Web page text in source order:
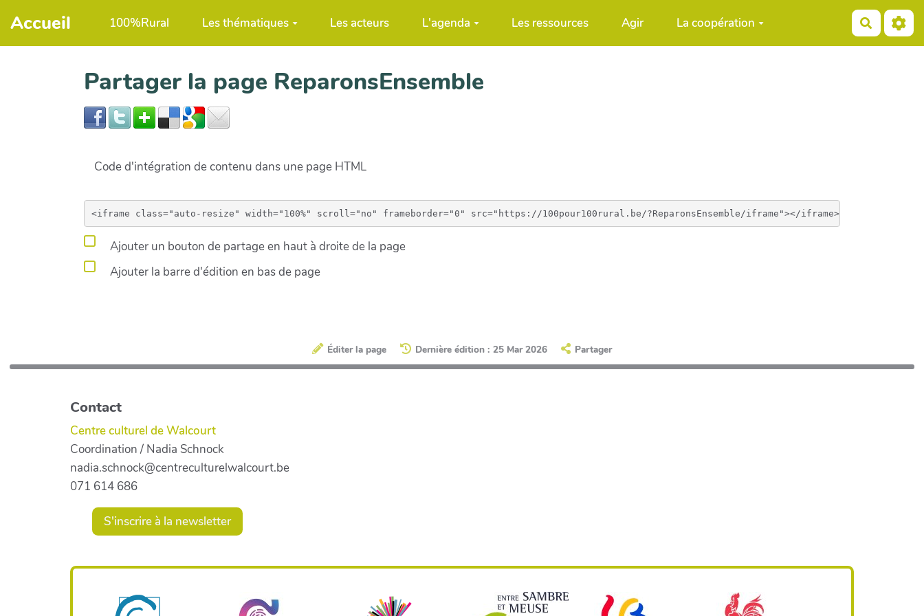
Aller au contenu principal
Accueil 100%Rural Les thématiques Les acteurs L'agenda Les ressources Agir La coopération
Partager la page ReparonsEnsemble
Code d'intégration de contenu dans une page HTML
<iframe class="auto-resize" width="100%" scroll="no" frameborder="0" src="https://100pour100rural.be/?ReparonsEnsemble/iframe"></iframe>
Ajouter un bouton de partage en haut à droite de la page
Ajouter la barre d'édition en bas de page
Éditer la page Dernière édition : 25 Mar 2026 Partager
Contact
Centre culturel de Walcourt
Coordination / Nadia Schnock
nadia.schnock@centreculturelwalcourt.be
071 614 686
S'inscrire à la newsletter